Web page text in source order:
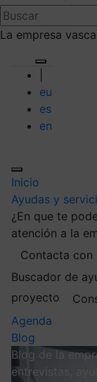
La empresa
eu
es
en
Inicio
Ayudas y
¿En que te
atención a la
Contacta con
Buscador de
proyecto
Agenda
Blog
Blog de la
entrevistas,